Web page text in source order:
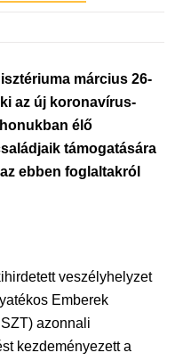
március 26-
az új koronavírus-
élő
támogatására
ebben foglaltakról
veszélyhelyzet
Emberek
azonnali
kezdeményezett a